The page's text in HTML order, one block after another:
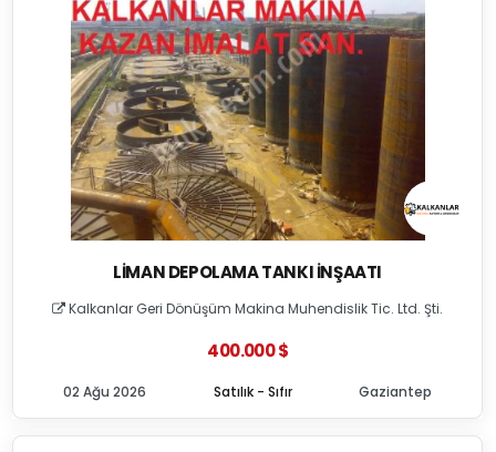
LIMAN DEPOLAMA TANKI İNŞAATI
Kalkanlar Geri Dönüşüm Makina Muhendislik Tic. Ltd. Şti.
400.000 $
Satılık - Sıfır
02 Ağu 2026 Gaziantep